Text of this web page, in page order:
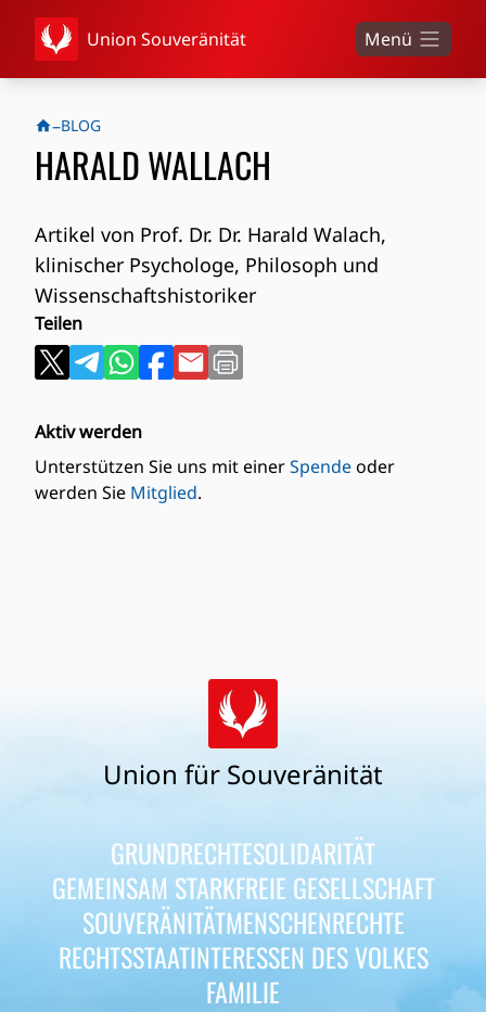
Union Souveränität Menü
–BLOG
HARALD WALLACH
Artikel von Prof. Dr. Dr. Harald Walach,
klinischer Psychologe, Philosoph und
Wissenschaftshistoriker
Teilen
Aktiv werden
Unterstützen Sie uns mit einerSpendeoder
werden Sie Mitglied.
Union für Souveränität
GRUNDRECHTESOLIDARITÄT
GEMEINSAM STARKFREIE GESELLSCHAFT
SOUVERÄNITÄTMENSCHENRECHTE
RECHTSSTAATINTERESSEN DES VOLKES
FAMILIE